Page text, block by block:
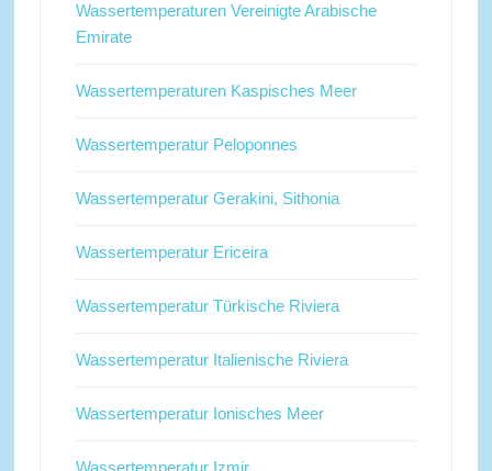
Wassertemperaturen Vereinigte Arabische
Emirate
Wassertemperaturen Kaspisches Meer
Wassertemperatur Peloponnes
Wassertemperatur Gerakini, Sithonia
Wassertemperatur Ericeira
Wassertemperatur Türkische Riviera
Wassertemperatur Italienische Riviera
Wassertemperatur Ionisches Meer
Wassertemperatur Izmir